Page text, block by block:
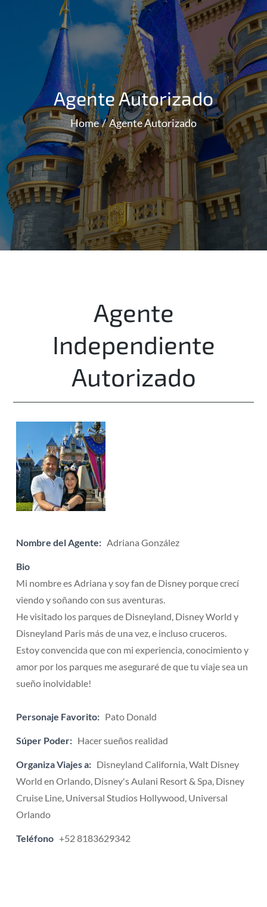
Agente Autorizado
Home Agente Autorizado
Agente
Independiente
Autorizado
Nombre del Agente: Adriana González
Bio
Mi nombre es Adriana y soy fan de Disney porque crecí
viendo y soñando con sus aventuras.
He visitado los parques de Disneyland, Disney World y
Disneyland Paris más de una vez, e incluso cruceros.
Estoy convencida que con mi experiencia, conocimiento y
amor por los parques me aseguraré de que tu viaje sea un
sueño inolvidable!
Personaje Favorito: Pato Donald
Súper Poder: Hacer sueños realidad
Organiza Viajes a: Disneyland California, Walt Disney
World en Orlando, Disney's Aulani Resort & Spa, Disney
Cruise Line, Universal Studios Hollywood, Universal
Orlando
Teléfono +52 8183629342